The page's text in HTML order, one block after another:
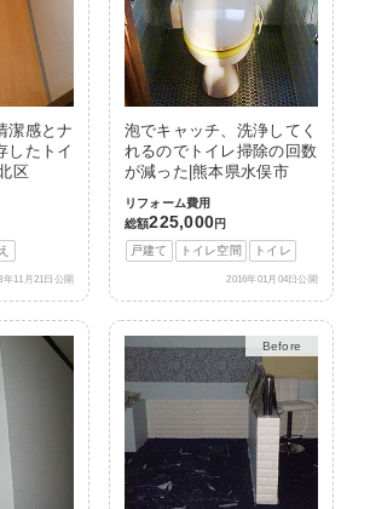
潔感とナ
したトイ
区
年11月21日公開
泡でキャッチ、洗浄してく
れるのでトイレ掃除の回数
が減った|熊本県水俣市
リフォーム費用
総額225,000円
戸建て
トイレ空間 トイレ
2016年01月04日公開
Before
After